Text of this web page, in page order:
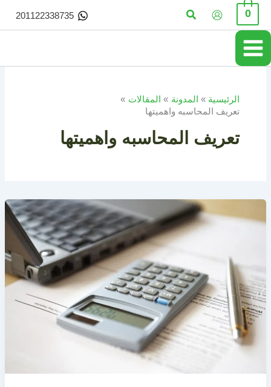
تخطي
المحتوى
0 البحث 201122338735
الرئيسية المدونة
المقالات
تعريف المحاسبه واهميتها
تعريف المحاسبه واهميتها